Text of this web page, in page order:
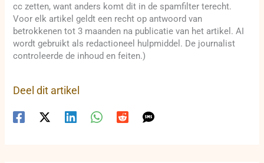
cc zetten, want anders komt dit in de spamfilter terecht.
Voor elk artikel geldt een recht op antwoord van
betrokkenen tot 3 maanden na publicatie van het artikel. AI
wordt gebruikt als redactioneel hulpmiddel. De journalist
controleerde de inhoud en feiten.)
Deel dit artikel